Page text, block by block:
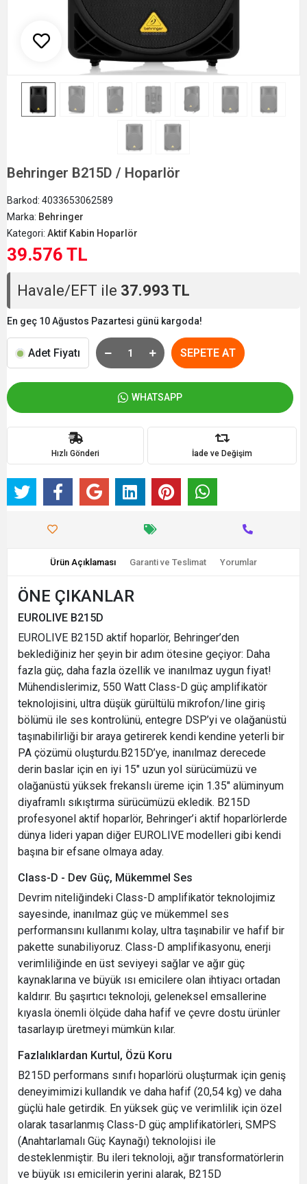
Behringer B215D / Hoparlör
Barkod: 4033653062589
Marka: Behringer
Kategori: Aktif Kabin Hoparlör
39.576 TL
Havale/EFT ile 37.993 TL
En geç 10 Ağustos Pazartesi günü kargoda!
Adet Fiyatı SEPETE AT
WHATSAPP
Hızlı Gönderi İade ve Değişim
Ürün Açıklaması Garanti ve Teslimat Yorumlar
ÖNE ÇIKANLAR
EUROLIVE B215D
EUROLIVE B215D aktif hoparlör, Behringer’den
beklediğiniz her şeyin bir adım ötesine geçiyor: Daha
fazla güç, daha fazla özellik ve inanılmaz uygun fiyat!
Mühendislerimiz, 550 Watt Class-D güç amplifikatör
teknolojisini, ultra düşük gürültülü mikrofon/line giriş
bölümü ile ses kontrolünü, entegre DSP’yi ve olağanüstü
taşınabilirliği bir araya getirerek kendi kendine yeterli bir
PA çözümü oluşturdu.B215D’ye, inanılmaz derecede
derin baslar için en iyi 15" uzun yol sürücümüzü ve
olağanüstü yüksek frekanslı üreme için 1.35" alüminyum
diyaframlı sıkıştırma sürücümüzü ekledik. B215D
profesyonel aktif hoparlör, Behringer’i aktif hoparlörlerde
dünya lideri yapan diğer EUROLIVE modelleri gibi kendi
başına bir efsane olmaya aday.
Class-D - Dev Güç, Mükemmel Ses
Devrim niteliğindeki Class-D amplifikatör teknolojimiz
sayesinde, inanılmaz güç ve mükemmel ses
performansını kullanımı kolay, ultra taşınabilir ve hafif bir
pakette sunabiliyoruz. Class-D amplifikasyonu, enerji
verimliliğinde en üst seviyeyi sağlar ve ağır güç
kaynaklarına ve büyük ısı emicilere olan ihtiyacı ortadan
kaldırır. Bu şaşırtıcı teknoloji, geleneksel emsallerine
kıyasla önemli ölçüde daha hafif ve çevre dostu ürünler
tasarlayıp üretmeyi mümkün kılar.
Fazlalıklardan Kurtul, Özü Koru
B215D performans sınıfı hoparlörü oluşturmak için geniş
deneyimimizi kullandık ve daha hafif (20,54 kg) ve daha
güçlü hale getirdik. En yüksek güç ve verimlilik için özel
olarak tasarlanmış Class-D güç amplifikatörleri, SMPS
(Anahtarlamalı Güç Kaynağı) teknolojisi ile
desteklenmiştir. Bu ileri teknoloji, ağır transformatörlerin
ve büyük ısı emicilerin yerini alarak, B215D